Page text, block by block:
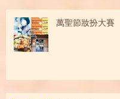
萬聖節妝扮大賽